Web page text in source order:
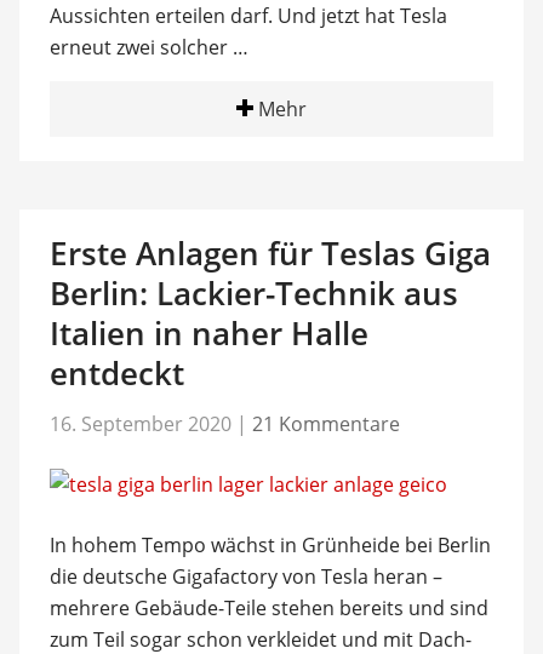
Aussichten erteilen darf. Und jetzt hat Tesla
erneut zwei solcher …
Mehr
Erste Anlagen für Teslas Giga
Berlin: Lackier-Technik aus
Italien in naher Halle
entdeckt
16. September 2020 | 21 Kommentare
In hohem Tempo wächst in Grünheide bei Berlin
die deutsche Gigafactory von Tesla heran –
mehrere Gebäude-Teile stehen bereits und sind
zum Teil sogar schon verkleidet und mit Dach-